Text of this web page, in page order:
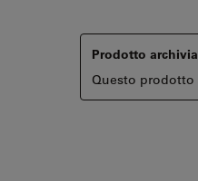
Prodotto
Questo